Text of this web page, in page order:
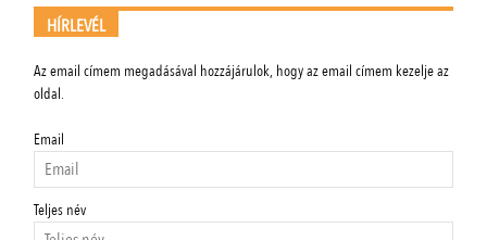
HÍRLEVÉL
Az email címem megadásával hozzájárulok, hogy az email címem kezelje az
oldal.
Email
Teljes név